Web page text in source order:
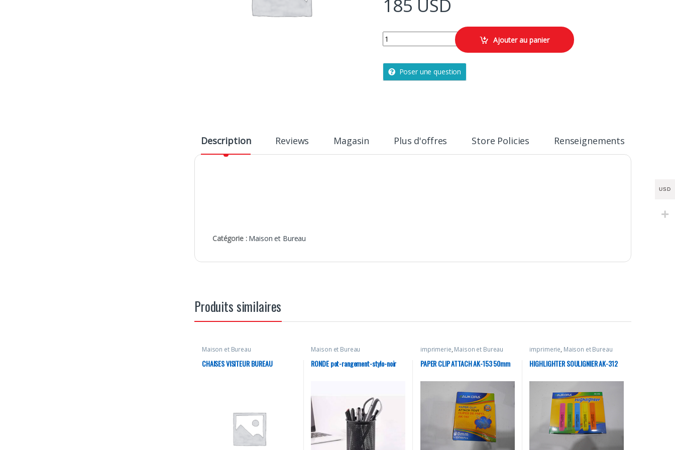
185 USD
TABLE GIGOGNE 3 PLACES quantityAjouter au panier
Poser une question
Description Reviews Magasin Plus d'offres Store Policies Renseignements
Catégorie : Maison et Bureau
Produits similaires
Maison et Bureau
CHAISES VISITEUR BUREAU
Maison et Bureau
RONDE pot-rangement-stylo-noir
imprimerie, Maison et Bureau
PAPER CLIP ATTACH AK-153 50mm
imprimerie, Maison et Bureau
HIGHLIGHTER SOULIGNIER AK-312
USD